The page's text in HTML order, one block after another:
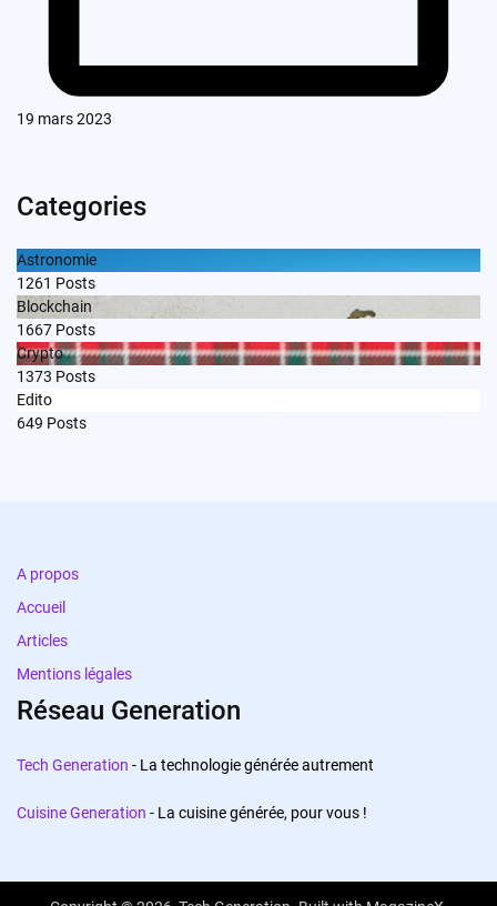
19 mars 2023
Categories
Astronomie
1261 Posts
Blockchain
1667 Posts
Crypto
1373 Posts
Edito
649 Posts
A propos
Accueil
Articles
Mentions légales
Réseau Generation
Tech Generation - La technologie générée autrement
Cuisine Generation - La cuisine générée, pour vous !